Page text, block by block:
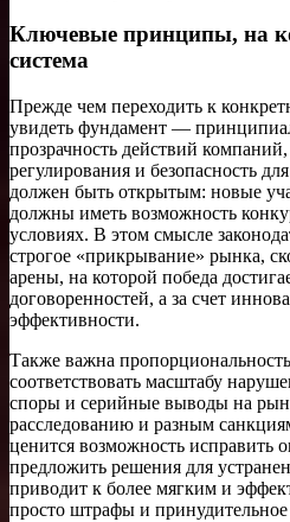
Ключевые принципы, на
система
Прежде чем переходить к
увидеть фундамент —
прозрачность действий компаний,
регулирования и безопасность
должен быть открытым: новые
должны иметь возможность
условиях. В этом смысле
строгое «прикрывание» рынка,
арены, на которой победа
договоренностей, а за счет
эффективности.
Также важна
соответствовать масштабу
споры и серийные выводы на
расследованию и разным
ценится возможность исправить
предложить решения для
приводит к более мягким и
просто штрафы и принудительное